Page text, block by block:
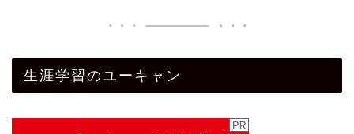
生涯学習のユーキャン